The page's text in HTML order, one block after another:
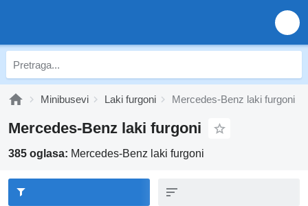
Minibusevi Laki furgoni Mercedes-Benz laki furgoni
Mercedes-Benz laki furgoni
385 oglasa: Mercedes-Benz laki furgoni